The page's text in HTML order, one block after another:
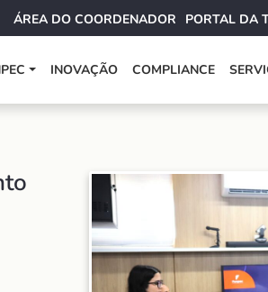
ÁREA DO COORDENADOR PORTAL DA
INOVAÇÃO COMPLIANCE